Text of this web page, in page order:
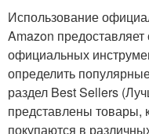
Использование
Amazon
официальных
определить
раздел Best Sellers
представлены товары,
покупаются в